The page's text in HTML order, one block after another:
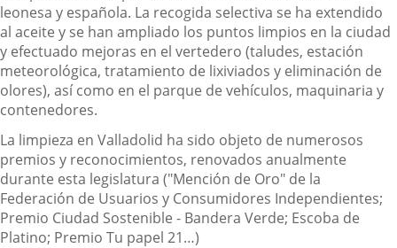
leonesa y española. La recogida selectiva se ha extendido
al aceite y se han ampliado los puntos limpios en la ciudad
y efectuado mejoras en el vertedero (taludes, estación
meteorológica, tratamiento de lixiviados y eliminación de
olores), así como en el parque de vehículos, maquinaria y
contenedores.
La limpieza en Valladolid ha sido objeto de numerosos
premios y reconocimientos, renovados anualmente
durante esta legislatura ("Mención de Oro" de la
Federación de Usuarios y Consumidores Independientes;
Premio Ciudad Sostenible - Bandera Verde; Escoba de
Platino; Premio Tu papel 21…)